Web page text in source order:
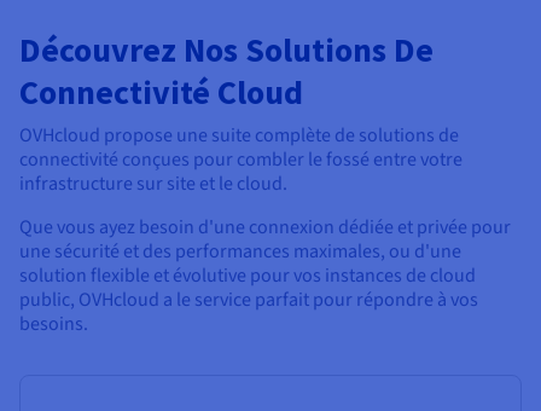
Découvrez Nos Solutions De
Connectivité Cloud
OVHcloud propose une suite complète de solutions de
connectivité conçues pour combler le fossé entre votre
infrastructure sur site et le cloud.
Que vous ayez besoin d'une connexion dédiée et privée pour
une sécurité et des performances maximales, ou d'une
solution flexible et évolutive pour vos instances de cloud
public, OVHcloud a le service parfait pour répondre à vos
besoins.